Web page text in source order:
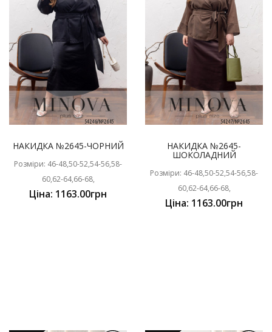
НАКИДКА №2645-ЧОРНИЙ
Розміри: 46-48,50-52,54-56,58-
60,62-64,66-68,
Ціна: 1163.00грн
НАКИДКА №2645-
ШОКОЛАДНИЙ
Розміри: 46-48,50-52,54-56,58-
60,62-64,66-68,
Ціна: 1163.00грн